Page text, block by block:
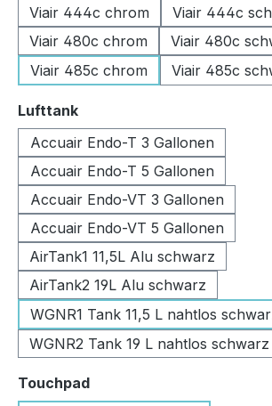
Viair 444c chrom
Viair 444c
Viair 480c chrom
Viair 480c
Viair 485c chrom
Viair 485c
Lufttankauswählen
Accuair Endo-T 3 Gallonen
Accuair Endo-T 5 Gallonen
Accuair Endo-VT 3 Gallonen
Accuair Endo-VT 5 Gallonen
AirTank1 11,5L Alu schwarz
AirTank2 19L Alu schwarz
WGNR1 Tank 11,5 L nahtlos
WGNR2 Tank 19 L nahtlos
Touchpadauswählen